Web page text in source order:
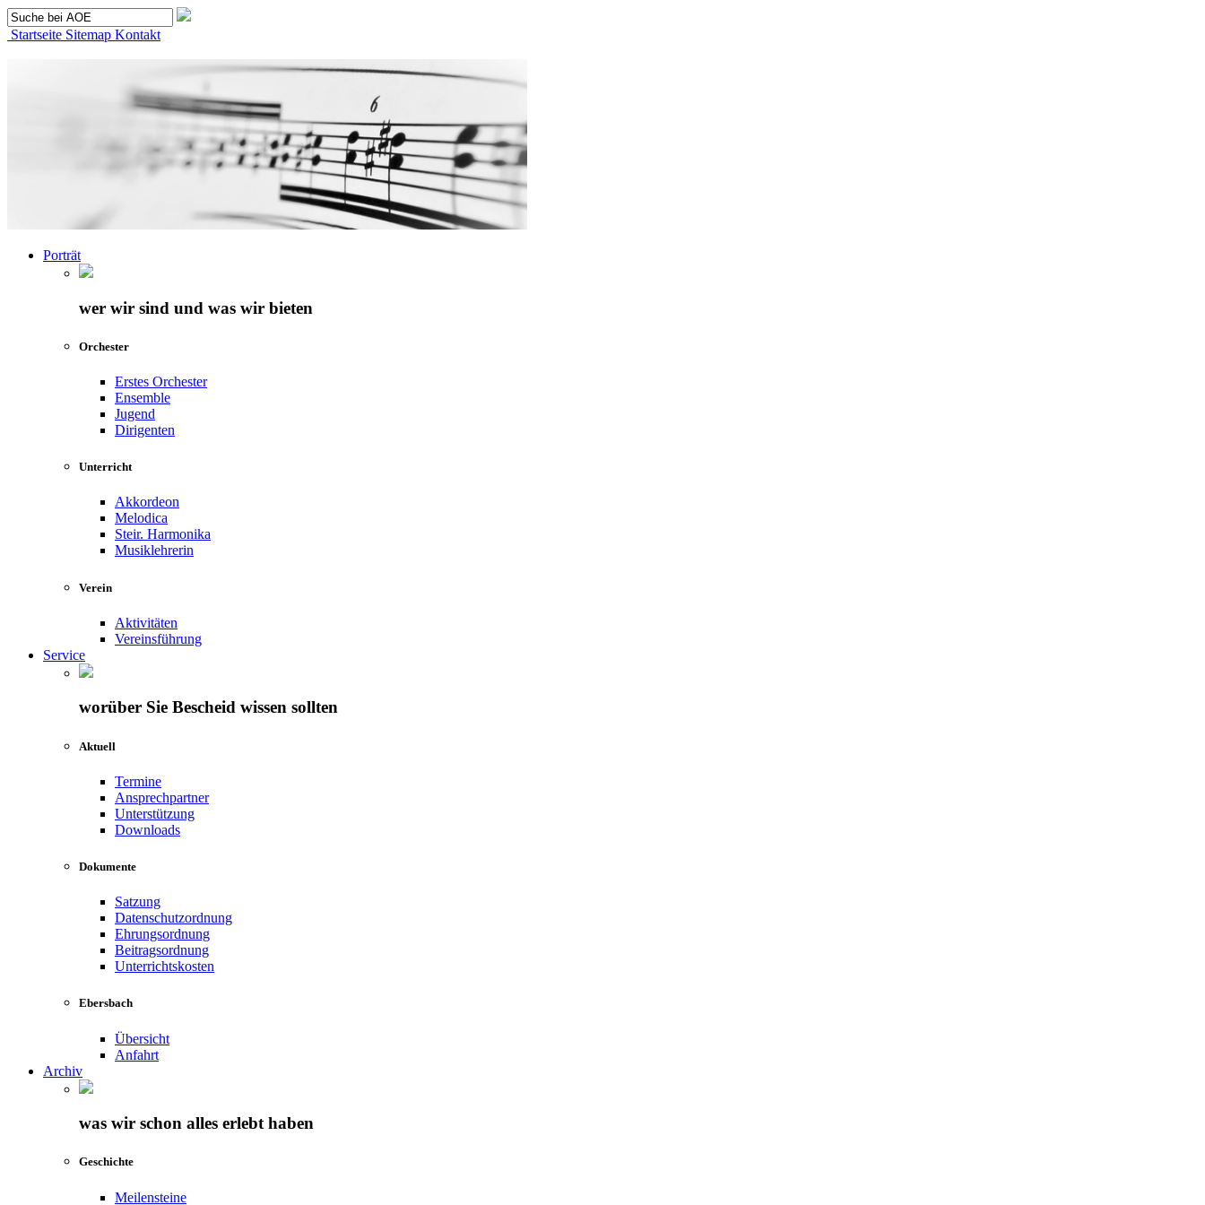
Startseite Sitemap Kontakt
Porträt
wer wir sind und was wir bieten
Orchester
Erstes Orchester
Ensemble
Jugend
Dirigenten
Unterricht
Akkordeon
Melodica
Steir. Harmonika
Musiklehrerin
Verein
Aktivitäten
Vereinsführung
Service
worüber Sie Bescheid wissen sollten
Aktuell
Termine
Ansprechpartner
Unterstützung
Downloads
Dokumente
Satzung
Datenschutzordnung
Ehrungsordnung
Beitragsordnung
Unterrichtskosten
Ebersbach
Übersicht
Anfahrt
Archiv
was wir schon alles erlebt haben
Geschichte
Meilensteine